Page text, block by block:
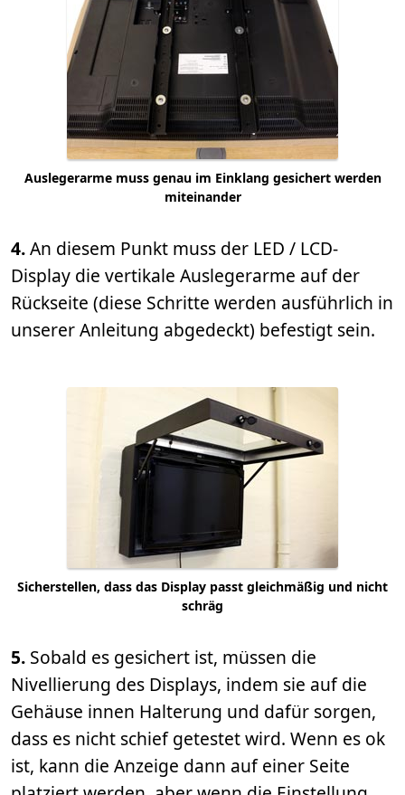
Auslegerarme muss genau im Einklang gesichert werden
miteinander
4.An diesem Punkt muss der LED / LCD-
Display die vertikale Auslegerarme auf der
Rückseite (diese Schritte werden ausführlich in
unserer Anleitung abgedeckt) befestigt sein.
Sicherstellen, dass das Display passt gleichmäßig und nicht
schräg
5. Sobald es gesichert ist, müssen die
Nivellierung des Displays, indem sie auf die
Gehäuse innen Halterung und dafür sorgen,
dass es nicht schief getestet wird. Wenn es ok
ist, kann die Anzeige dann auf einer Seite